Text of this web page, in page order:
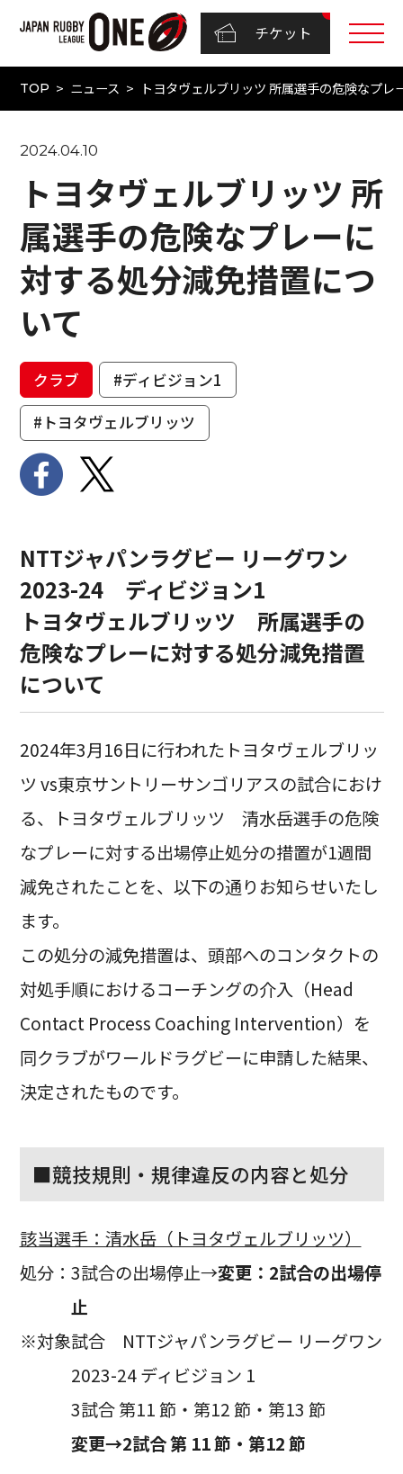
チケット
TOP ニュース トヨタヴェルブリッツ 所属選手の危険なプ
2024.04.10
トヨタヴェルブリッツ 所
属選手の危険なプレーに
対する処分減免措置につ
いて
クラブ
#ディビジョン1
#トヨタヴェルブリッツ
NTTジャパンラグビー リーグワン
2023-24 ディビジョン1
トヨタヴェルブリッツ 所属選手の
危険なプレーに対する処分減免措置
について
2024年3月16日に行われたトヨタヴェルブリッ
ツ vs東京サントリーサンゴリアスの試合におけ
る、トヨタヴェルブリッツ 清水岳選手の危険
なプレーに対する出場停止処分の措置が1週間
減免されたことを、以下の通りお知らせいたし
ます。
この処分の減免措置は、頭部へのコンタクトの
対処手順におけるコーチングの介入（Head
Contact Process Coaching Intervention）を
同クラブがワールドラグビーに申請した結果、
決定されたものです。
■競技規則・規律違反の内容と処分
該当選手：清水岳（トヨタヴェルブリッツ）
処分：3試合の出場停止→変更：2試合の出場停
止
※対象試合 NTTジャパンラグビー リーグワン
2023-24 ディビジョン 1
3試合 第11 節・第12 節・第13 節
変更→2試合 第 11 節・第12 節